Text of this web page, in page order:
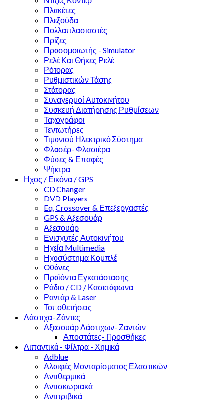
Πλακέτες
Πλεξούδα
Πολλαπλασιαστές
Πρίζες
Προσομοιωτής - Simulator
Ρελέ Και Θήκες Ρελέ
Ρότορας
Ρυθμιστικών Τάσης
Στάτορας
Συναγερμοί Αυτοκινήτου
Συσκευή Διατήρησης Ρυθμίσεων
Ταχογράφοι
Τεντωτήρες
Τιμονιού Ηλεκτρικό Σύστημα
Φλασέρ- Φλασιέρα
Φύσες & Επαφές
Ψήκτρα
Ηχος / Εικόνα / GPS
CD Changer
DVD Players
Eq, Crossover & Επεξεργαστές
GPS & Αξεσουάρ
Αξεσουάρ
Ενισχυτές Αυτοκινήτου
Ηχεία Multimedia
Ηχοσύστημα Κομπλέ
Οθόνες
Προϊόντα Εγκατάστασης
Ράδιο / CD / Κασετόφωνα
Ραντάρ & Laser
Τοποθετήσεις
Λάστιχα- Ζάντες
Αξεσουάρ Λάστιχων- Ζαντών
Αποστάτες- Προσθήκες
Λιπαντικά - Φίλτρα - Χημικά
Adblue
Αλοιφές Μονταρίσματος Ελαστικών
Αντιθερμικά
Αντισκωριακά
Αντιτριβικά